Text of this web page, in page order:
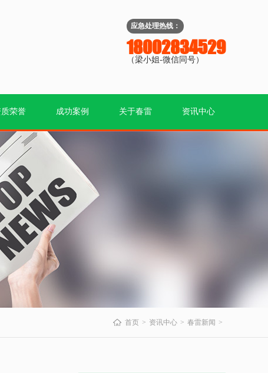
应急处理热线：
18002834529
（梁小姐-微信同号）
质荣誉 成功案例 关于春雷 资讯中心
首页 资讯中心 春雷新闻